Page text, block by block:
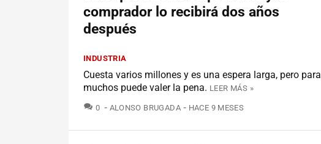
comprador lo recibirá dos años
después
INDUSTRIA
Cuesta varios millones y es una espera larga, pero para
muchos puede valer la pena. LEER MÁS »
0 COMENTARIOS
ALONSO BRUGADA HACE 9 MESES